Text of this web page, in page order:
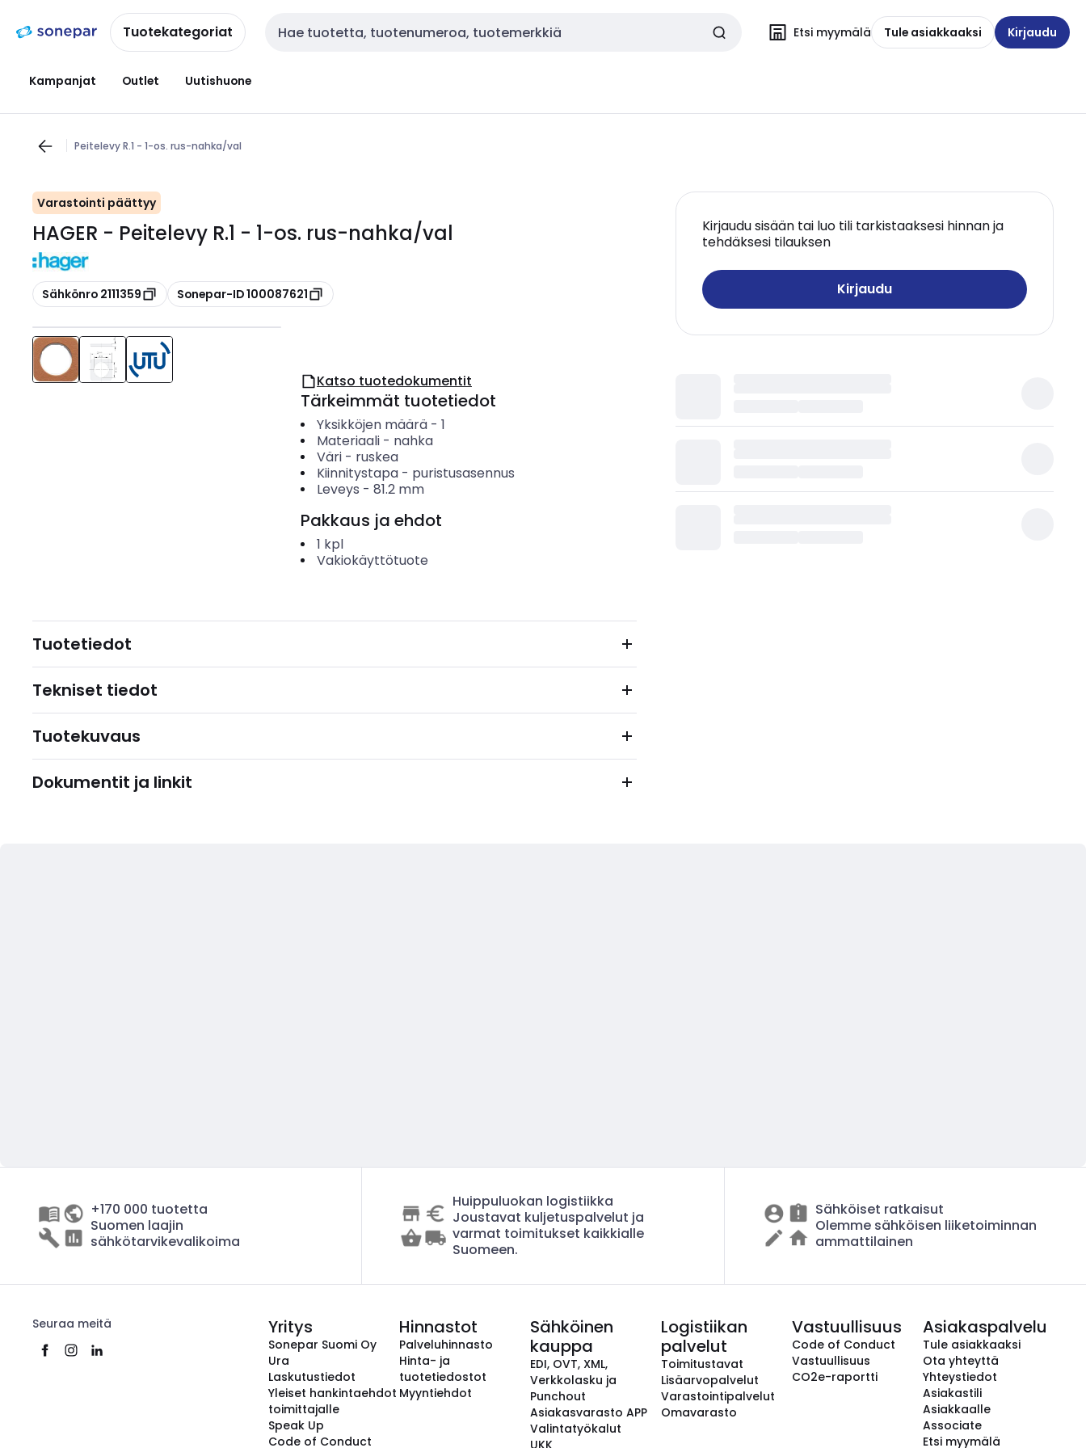
navigointiinsisältöönTuotekategoriat Haku Etsi myymälä Tule asiakkaaksi Kirjaudu
Kampanjat Outlet Uutishuone
Peitelevy R.1 - 1-os. rus-nahka/val
Varastointi päättyy
HAGER - Peitelevy R.1 - 1-os. rus-nahka/val
Kopioi
Sähkönro 2111359 Kopioi
Sonepar-ID 100087621
Kirjaudu sisään tai luo tili tarkistaaksesi hinnan ja
tehdäksesi tilauksen
Kirjaudu
Katso tuotedokumentit
Tärkeimmät tuotetiedot
Yksikköjen määrä- 1
Materiaali- nahka
Väri- ruskea
Kiinnitystapa- puristusasennus
Leveys - 81.2 mm
Pakkaus ja ehdot
1 kpl
Vakiokäyttötuote
Tuotetiedot
Tekniset tiedot
Tuotekuvaus
Dokumentit ja linkit
+170 000 tuotetta
Suomen laajin
sähkötarvikevalikoima
Huippuluokan logistiikka
Joustavat kuljetuspalvelut ja
varmat toimitukset kaikkialle
Suomeen.
Sähköiset ratkaisut
Olemme sähköisen liiketoiminnan
ammattilainen
Seuraa meitä Yritys
Sonepar Suomi Oy
Ura
Laskutustiedot
Yleiset hankintaehdot
toimittajalle
Speak Up
Code of Conduct
Hinnastot
Palveluhinnasto
Hinta- ja
tuotetiedostot
Myyntiehdot
Sähköinen
kauppa
EDI, OVT, XML,
Verkkolasku ja
Punchout
Asiakasvarasto APP
Valintatyökalut
UKK
Logistiikan
palvelut
Toimitustavat
Lisäarvopalvelut
Varastointipalvelut
Omavarasto
Vastuullisuus
Code of Conduct
Vastuullisuus
CO2e-raportti
Asiakaspalvelu
Tule asiakkaaksi
Ota yhteyttä
Yhteystiedot
Asiakastili
Asiakkaalle
Associate
Etsi myymälä